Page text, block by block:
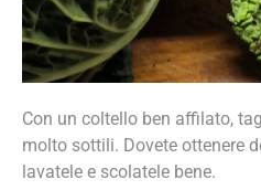
Con un coltello ben affilato,
molto sottili. Dovete ottenere
lavatele e scolatele bene.